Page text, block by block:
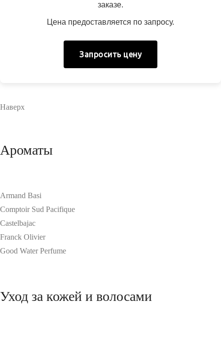
заказе.
Цена предоставляется по запросу.
Запросить цену
Наверх
Ароматы
Armand Basi
Comptoir Sud Pacifique
Castelbajac
Franck Olivier
Good Water Perfume
Уход за кожей и волосами